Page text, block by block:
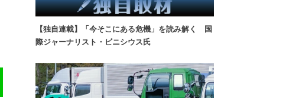
【独自連載】「今そこにある危機」を読み解く 国
際ジャーナリスト・ビニシウス氏